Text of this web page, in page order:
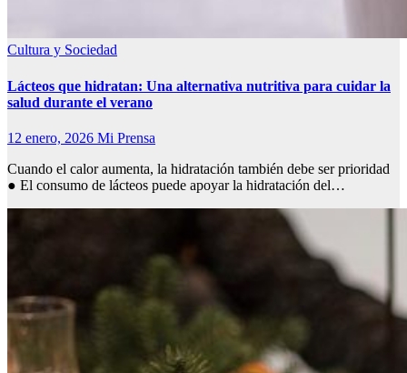
Cultura y Sociedad
Lácteos que hidratan: Una alternativa nutritiva para cuidar la
salud durante el verano
12 enero, 2026 Mi Prensa
Cuando el calor aumenta, la hidratación también debe ser prioridad
● El consumo de lácteos puede apoyar la hidratación del…